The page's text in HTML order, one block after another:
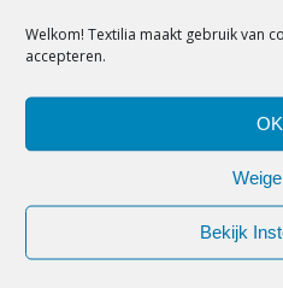
Welkom! Textilia maakt gebruik van
accepteren.
OK
Bekijk
VOOR HET
FORMEEL